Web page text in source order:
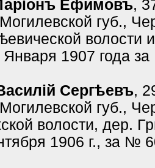
Ефимовъ,
губ.,
волости
Января 1907 года
Сергѣевъ,
губ.,
волости, дер.
1906 г., за №